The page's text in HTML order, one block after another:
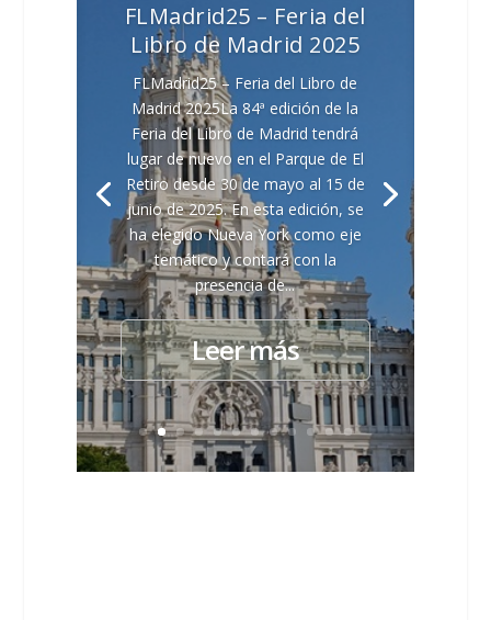
FLMadrid25 – Feria del
Libro de Madrid 2025
FLMadrid25 – Feria del Libro de
Madrid 2025La 84ª edición de la
Feria del Libro de Madrid tendrá
lugar de nuevo en el Parque de El
Retiro desde 30 de mayo al 15 de
junio de 2025. En esta edición, se
ha elegido Nueva York como eje
temático y contará con la
presencia de...
Leer más